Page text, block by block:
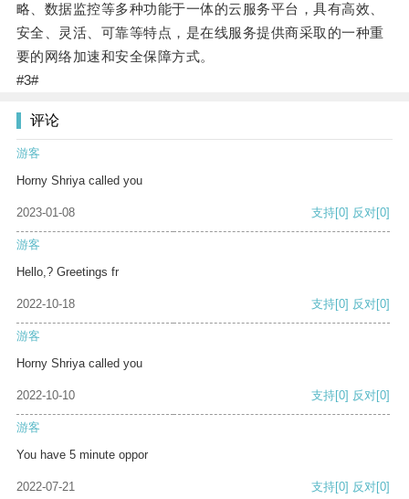
略、数据监控等多种功能于一体的云服务平台，具有高效、
安全、灵活、可靠等特点，是在线服务提供商采取的一种重
要的网络加速和安全保障方式。
#3#
评论
游客
Horny Shriya called you
2023-01-08 支持[0] 反对[0]
游客
Hello,? Greetings fr
2022-10-18 支持[0] 反对[0]
游客
Horny Shriya called you
2022-10-10 支持[0] 反对[0]
游客
You have 5 minute oppor
2022-07-21 支持[0] 反对[0]